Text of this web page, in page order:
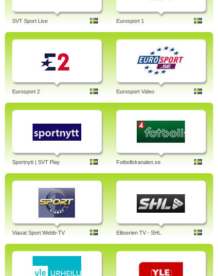
SVT Sport Live Eurosport 1
Eurosport 2 Eurosport Video
Sportnytt | SVT Play Fotbollskanalen.se
Viasat Sport Webb-TV Elitserien TV - SHL